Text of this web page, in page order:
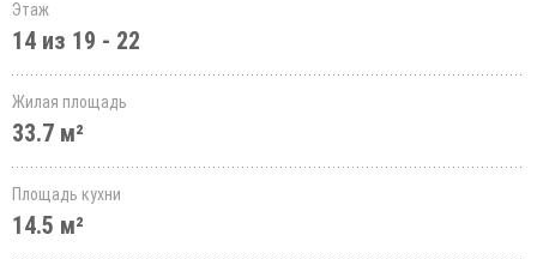
Этаж
14 из 19 - 22
Жилая площадь
33.7 м²
Площадь кухни
14.5 м²